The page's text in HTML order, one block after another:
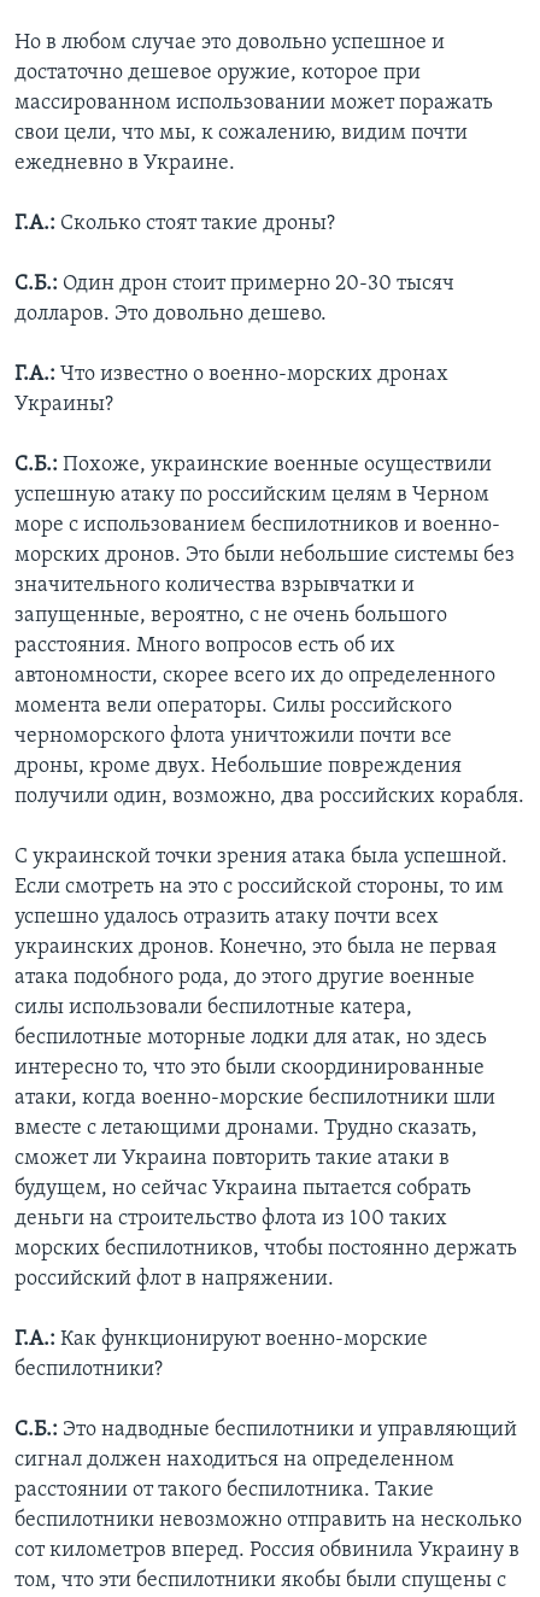
Но в любом случае это довольно успешное и
достаточно дешевое оружие, которое при
массированном использовании может поражать
свои цели, что мы, к сожалению, видим почти
ежедневно в Украине.
Г.А.: Сколько стоят такие дроны?
С.Б.: Один дрон стоит примерно 20-30 тысяч
долларов. Это довольно дешево.
Г.А.: Что известно о военно-морских дронах
Украины?
С.Б.: Похоже, украинские военные осуществили
успешную атаку по российским целям в Черном
море с использованием беспилотников и военно-
морских дронов. Это были небольшие системы без
значительного количества взрывчатки и
запущенные, вероятно, с не очень большого
расстояния. Много вопросов есть об их
автономности, скорее всего их до определенного
момента вели операторы. Силы российского
черноморского флота уничтожили почти все
дроны, кроме двух. Небольшие повреждения
получили один, возможно, два российских корабля.
С украинской точки зрения атака была успешной.
Если смотреть на это с российской стороны, то им
успешно удалось отразить атаку почти всех
украинских дронов. Конечно, это была не первая
атака подобного рода, до этого другие военные
силы использовали беспилотные катера,
беспилотные моторные лодки для атак, но здесь
интересно то, что это были скоординированные
атаки, когда военно-морские беспилотники шли
вместе с летающими дронами. Трудно сказать,
сможет ли Украина повторить такие атаки в
будущем, но сейчас Украина пытается собрать
деньги на строительство флота из 100 таких
морских беспилотников, чтобы постоянно держать
российский флот в напряжении.
Г.А.: Как функционируют военно-морские
беспилотники?
С.Б.: Это надводные беспилотники и управляющий
сигнал должен находиться на определенном
расстоянии от такого беспилотника. Такие
беспилотники невозможно отправить на несколько
сот километров вперед. Россия обвинила Украину в
том, что эти беспилотники якобы были спущены с